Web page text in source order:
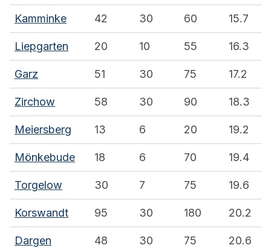
Kamminke 42 30 60 15.7
Liepgarten 20 10 55 16.3
Garz 51 30 75 17.2
Zirchow 58 30 90 18.3
Meiersberg 13 6 20 19.2
Mönkebude 18 6 70 19.4
Torgelow 30 7 75 19.6
Korswandt 95 30 180 20.2
Dargen 48 30 75 20.6